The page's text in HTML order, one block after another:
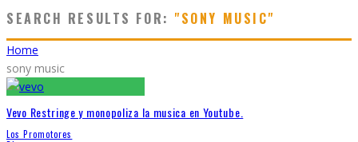
SEARCH RESULTS FOR: "SONY MUSIC"
Home
sony music
Vevo Restringe y monopoliza la musica en Youtube.
Los Promotores